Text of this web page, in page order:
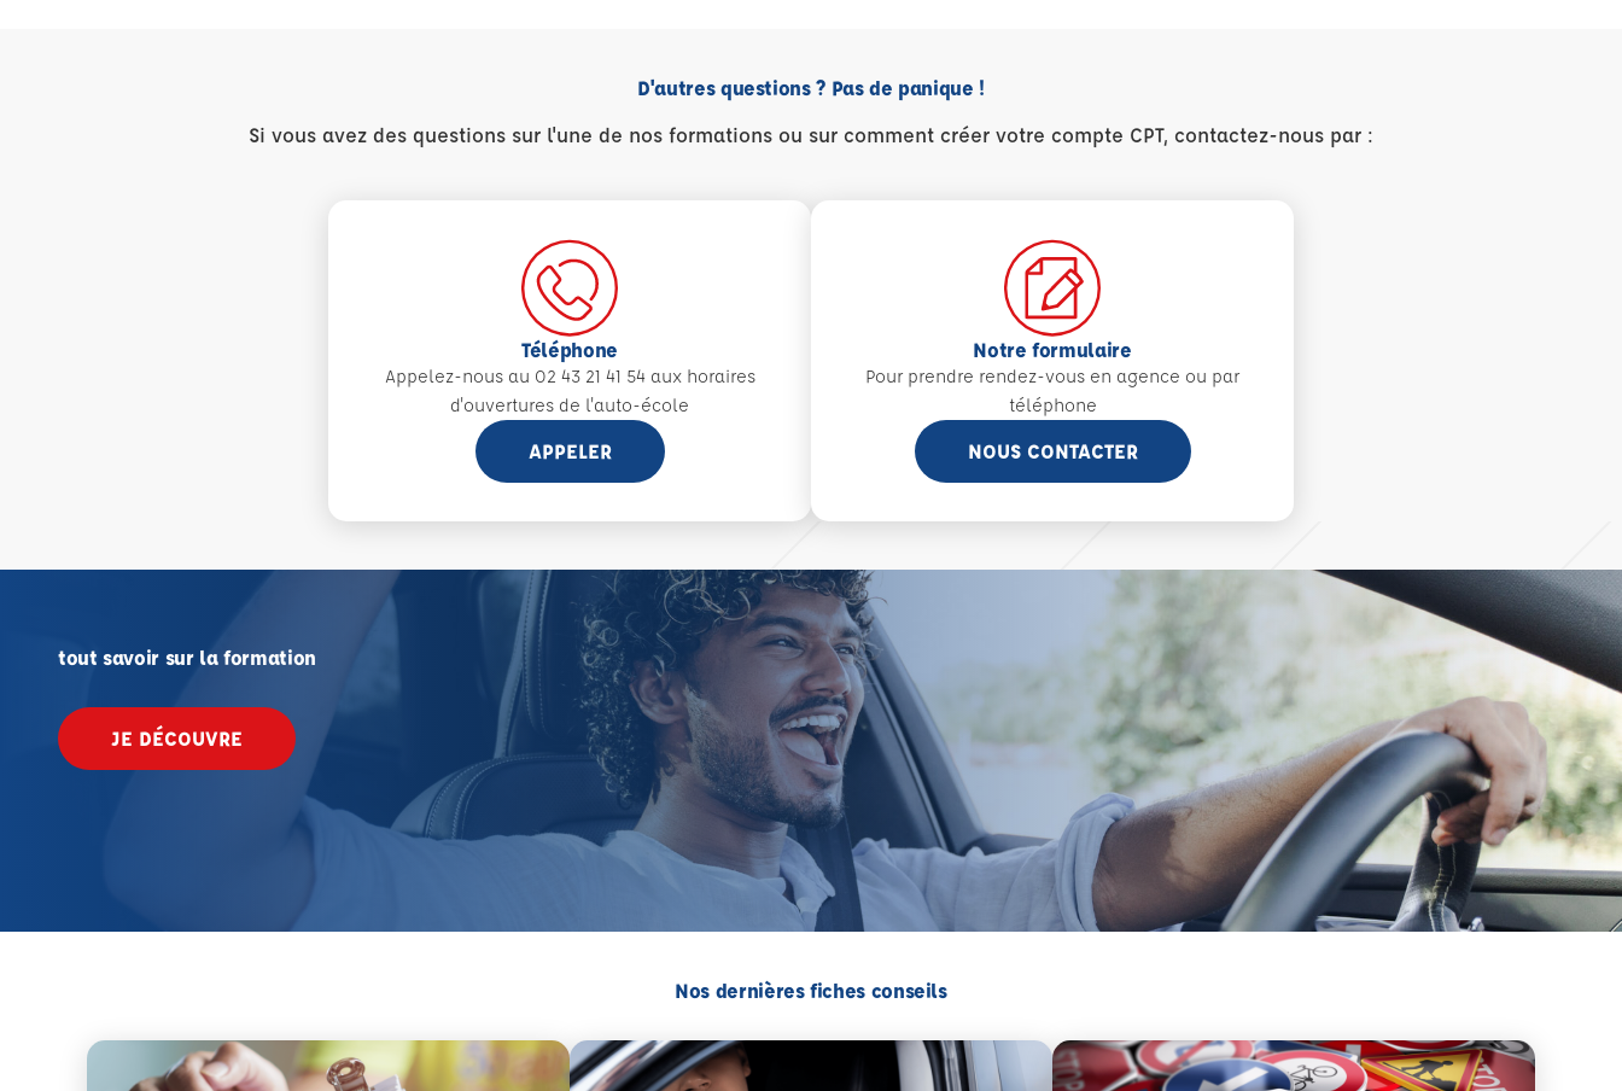
D'autres questions ? Pas de panique !
Si vous avez des questions sur l'une de nos formations ou sur comment créer votre compte CPT, contactez-nous par :
Téléphone
Appelez-nous au 02 43 21 41 54 aux horaires
d'ouvertures de l'auto-école
APPELER
Notre formulaire
Pour prendre rendez-vous en agence ou par
téléphone
NOUS CONTACTER
tout savoir sur la formation
JE DÉCOUVRE
Nos dernières fiches conseils